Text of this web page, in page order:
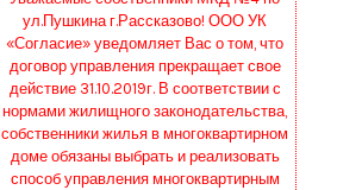
ул.Пушкина г.Рассказово! ООО УК
«Согласие» уведомляет Вас о том, что
договор управления прекращает свое
действие 31.10.2019г. В соответствии с
нормами жилищного законодательства,
собственники жилья в многоквартирном
доме обязаны выбрать и реализовать
способ управления многоквартирным